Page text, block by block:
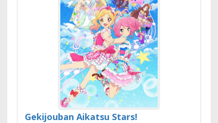
Gekijouban Aikatsu Stars!